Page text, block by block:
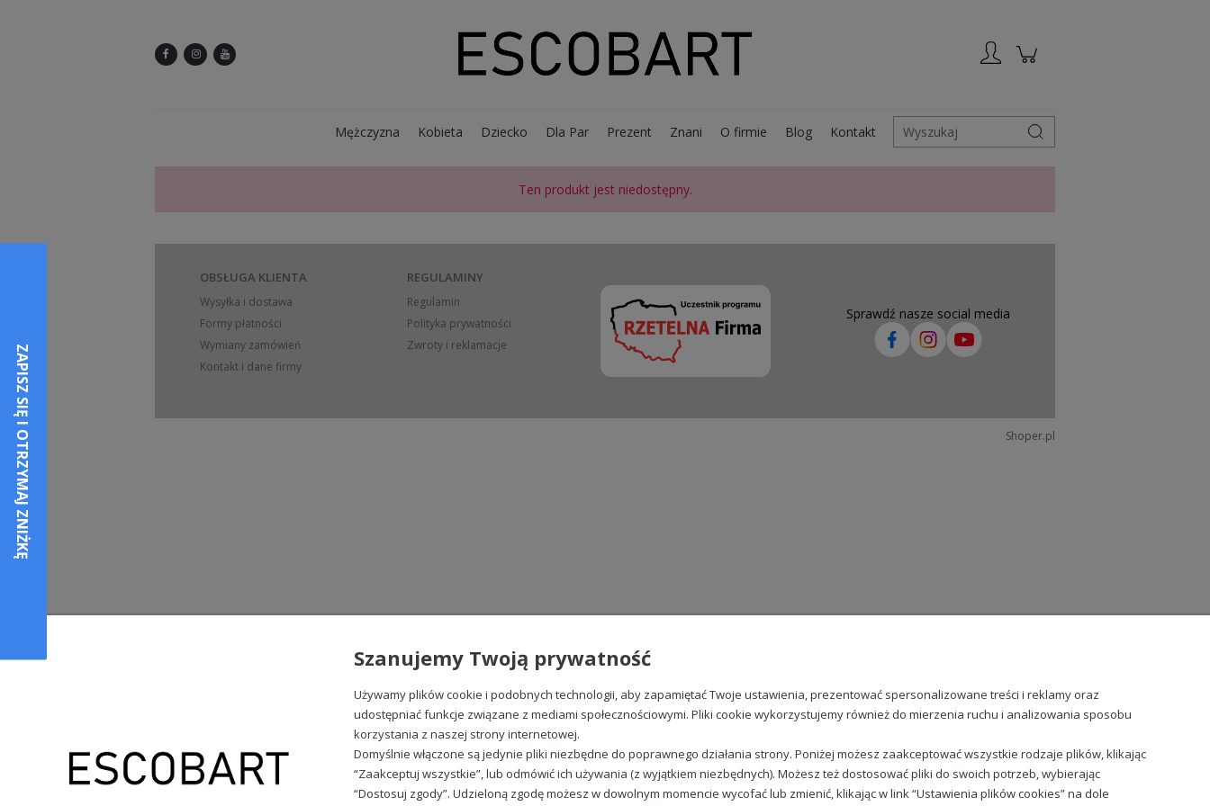
Mężczyzna Kobieta Dziecko Dla Par Prezent Znani O firmie Blog Kontakt Wyszukaj
Ten produkt jest niedostępny.
OBSŁUGA KLIENTA
Wysyłka i dostawa
Formy płatności
Wymiany zamówień
Kontakt i dane firmy
REGULAMINY
Regulamin
Polityka prywatności
Zwroty i reklamacje
Sprawdź nasze social media
Shoper.pl
Szanujemy Twoją prywatność
Używamy plików cookie i podobnych technologii, aby zapamiętać Twoje ustawienia, prezentować spersonalizowane treści i reklamy oraz
udostępniać funkcje związane z mediami społecznościowymi. Pliki cookie wykorzystujemy również do mierzenia ruchu i analizowania sposobu
korzystania z naszej strony internetowej.
Domyślnie włączone są jedynie pliki niezbędne do poprawnego działania strony. Poniżej możesz zaakceptować wszystkie rodzaje plików, klikając
“Zaakceptuj wszystkie”, lub odmówić ich używania (z wyjątkiem niezbędnych). Możesz też dostosować pliki do swoich potrzeb, wybierając
“Dostosuj zgody”. Udzieloną zgodę możesz w dowolnym momencie wycofać lub zmienić, klikając w link “Ustawienia plików cookies” na dole